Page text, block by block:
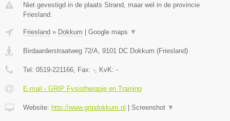
Niet gevestigd in de plaats Strand, maar wel in de provincie
Friesland.
Friesland » Dokkum Google maps ▼
Birdaarderstraatweg 72/A 9101 DC Dokkum (Friesland)
Tel: 0519-221166 , Fax: - , KvK: -
E-mail › GRIP Fysiotherapie en Training
Website: http://www.gripdokkum.nl Screenshot ▼